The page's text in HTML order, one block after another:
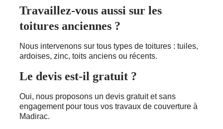
Travaillez-vous aussi sur les
toitures anciennes ?
Nous intervenons sur tous types de toitures : tuiles,
ardoises, zinc, toits anciens ou récents.
Le devis est-il gratuit ?
Oui, nous proposons un devis gratuit et sans
engagement pour tous vos travaux de couverture à
Madirac.